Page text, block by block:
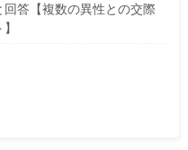
答【複数の異性との交際